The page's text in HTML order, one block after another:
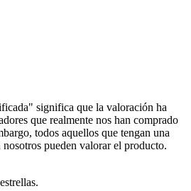
significa que la valoración ha
que realmente nos han comprado
todos aquellos que tengan una
pueden valorar el producto.